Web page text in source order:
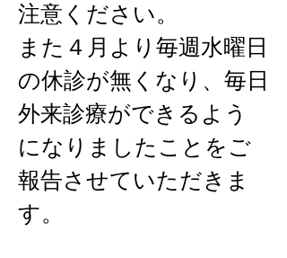
注意ください。
また４月より毎週水曜日
の休診が無くなり、毎日
外来診療ができるよう
になりましたことをご
報告させていただきま
す。